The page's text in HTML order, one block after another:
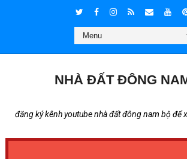
NHÀ ĐẤT ĐÔNG
đăng ký kênh youtube nhà đất đông nam bộ để